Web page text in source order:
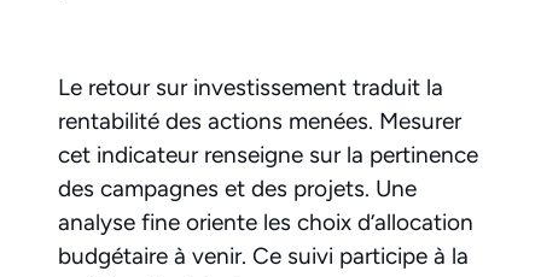
Le retour sur investissement traduit la
rentabilité des actions menées. Mesurer
cet indicateur renseigne sur la pertinence
des campagnes et des projets. Une
analyse fine oriente les choix d’allocation
budgétaire à venir. Ce suivi participe à la